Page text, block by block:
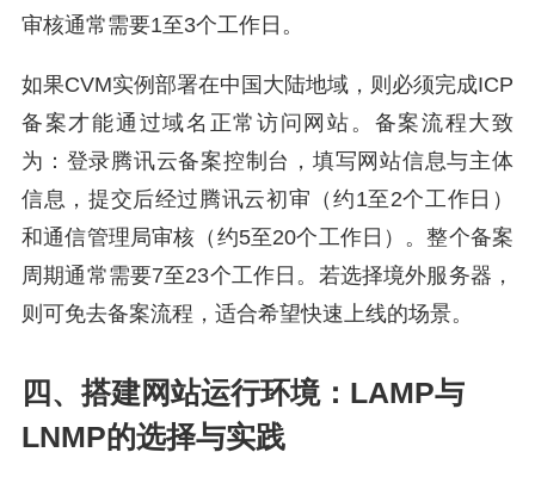
审核通常需要1至3个工作日。
如果CVM实例部署在中国大陆地域，则必须完成ICP
备案才能通过域名正常访问网站。备案流程大致
为：登录腾讯云备案控制台，填写网站信息与主体
信息，提交后经过腾讯云初审（约1至2个工作日）
和通信管理局审核（约5至20个工作日）。整个备案
周期通常需要7至23个工作日。若选择境外服务器，
则可免去备案流程，适合希望快速上线的场景。
四、搭建网站运行环境：LAMP与
LNMP的选择与实践